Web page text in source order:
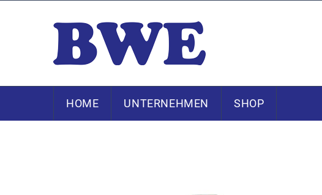
HOME UNTERNEHMEN SHOP